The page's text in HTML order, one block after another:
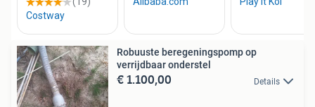
Robuuste beregeningspomp op
verrijdbaar onderstel
€ 1.100,00 Details